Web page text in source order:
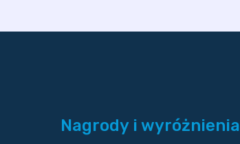
Nagrody i wyróżnienia